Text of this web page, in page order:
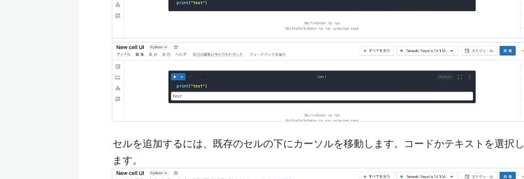
セルを追加するには、既存のセルの下にカーソルを移動します。コードかテキストを選択し
ます。